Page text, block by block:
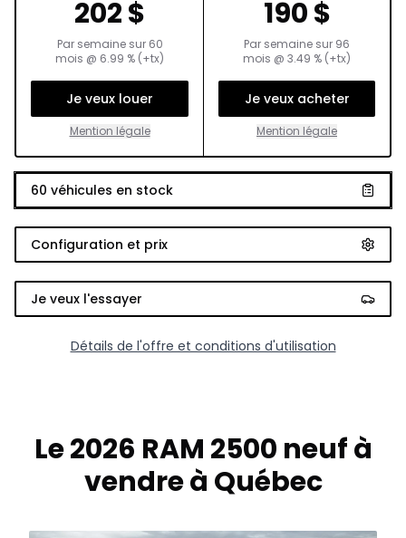
202$
Par semaine sur 60
mois @ 6.99 % (+tx)
Je veux louer
Mention légale
190$
Par semaine sur 96
mois @ 3.49 % (+tx)
Je veux acheter
Mention légale
60 véhicules en stock
Configuration et prix
Je veux l'essayer
Détails de l'offre et conditions d'utilisation
Le 2026 RAM 2500 neuf à
vendre à Québec